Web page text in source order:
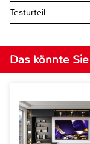
Testurteil
Das könnte